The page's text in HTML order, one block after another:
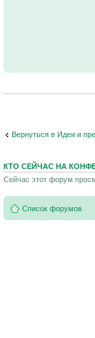
Вернуться в Идеи и
КТО СЕЙЧАС НА
Сейчас этот форум
Список форумов